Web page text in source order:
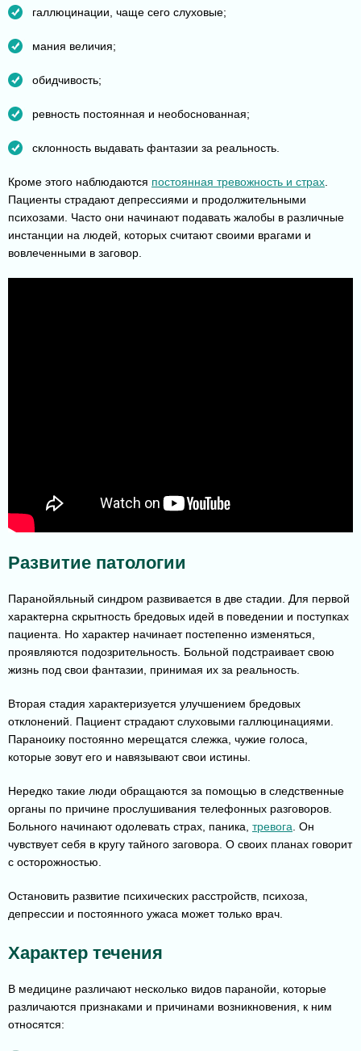
галлюцинации, чаще сего слуховые;
мания величия;
обидчивость;
ревность постоянная и необоснованная;
склонность выдавать фантазии за реальность.
Кроме этого наблюдаются постоянная тревожность и страх.
Пациенты страдают депрессиями и продолжительными
психозами. Часто они начинают подавать жалобы в различные
инстанции на людей, которых считают своими врагами и
вовлеченными в заговор.
Развитие патологии
Паранойяльный синдром развивается в две стадии. Для первой
характерна скрытность бредовых идей в поведении и поступках
пациента. Но характер начинает постепенно изменяться,
проявляются подозрительность. Больной подстраивает свою
жизнь под свои фантазии, принимая их за реальность.
Вторая стадия характеризуется улучшением бредовых
отклонений. Пациент страдают слуховыми галлюцинациями.
Параноику постоянно мерещатся слежка, чужие голоса,
которые зовут его и навязывают свои истины.
Нередко такие люди обращаются за помощью в следственные
органы по причине прослушивания телефонных разговоров.
Больного начинают одолевать страх, паника, тревога. Он
чувствует себя в кругу тайного заговора. О своих планах говорит
с осторожностью.
Остановить развитие психических расстройств, психоза,
депрессии и постоянного ужаса может только врач.
Характер течения
В медицине различают несколько видов паранойи, которые
различаются признаками и причинами возникновения, к ним
относятся: